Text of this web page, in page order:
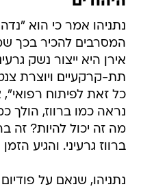
נתניהו אמר כי הוא
המסרבים להכיר בכך
אירן היא ייצור נשק
תת-קרקעיים ויוצרת
כל זאת לפיתוח רפואי",
נראה כמו ברווז, הולך
מה זה יכול להיות? זה
ברווז גרעיני. והגיע
נתניהו, שנאם על